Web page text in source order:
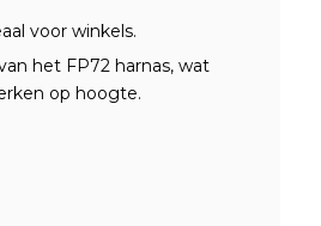
voor winkels.
het FP72 harnas, wat
op hoogte.